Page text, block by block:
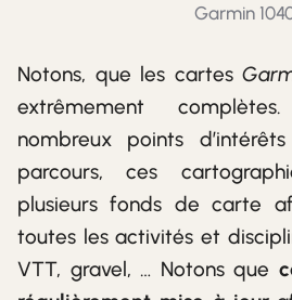
Garmin
Notons, que les cartes
extrêmement
nombreux points
parcours, ces
plusieurs fonds de carte
toutes les activités et
VTT, gravel, … Notons que